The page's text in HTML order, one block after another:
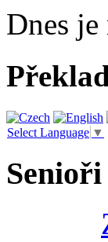
Dnes je
Select Language ▼
Senioři